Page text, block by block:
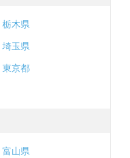
栃木県
埼玉県
東京都
富山県